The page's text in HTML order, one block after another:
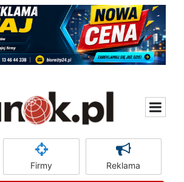
Firmy Reklama